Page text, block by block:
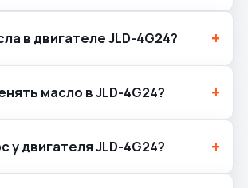
в двигателе JLD-4G24?
масло в JLD-4G24?
у двигателя JLD-4G24?